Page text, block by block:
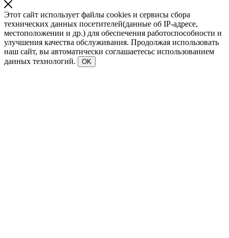
Этот сайт использует файлы cookies и сервисы сбора
технических данных посетителей(данные об IP-адресе,
местоположении и др.) для обеспечения работоспособности и
улучшения качества обслуживания. Продолжая использовать
наш сайт, вы автоматически соглашаетесьс использованием
данных технологий.
OK